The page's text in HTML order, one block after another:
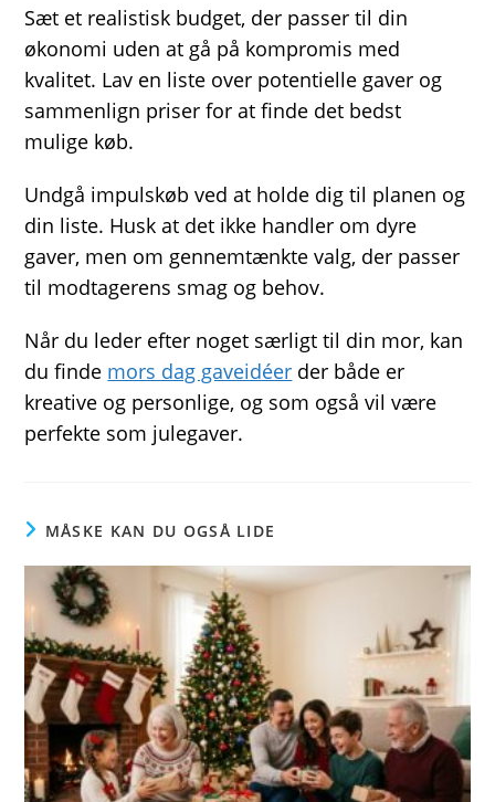
Sæt et realistisk budget, der passer til din
økonomi uden at gå på kompromis med
kvalitet. Lav en liste over potentielle gaver og
sammenlign priser for at finde det bedst
mulige køb.
Undgå impulskøb ved at holde dig til planen og
din liste. Husk at det ikke handler om dyre
gaver, men om gennemtænkte valg, der passer
til modtagerens smag og behov.
Når du leder efter noget særligt til din mor, kan
du finde mors dag gaveidéer der både er
kreative og personlige, og som også vil være
perfekte som julegaver.
MÅSKE KAN DU OGSÅ LIDE